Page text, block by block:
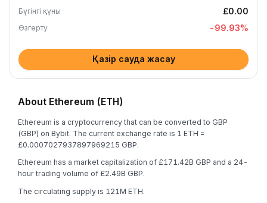
Бүгінгі құны £0.00
Өзгерту -99.93%
Қазір сауда жасау
About Ethereum (ETH)
Ethereum is a cryptocurrency that can be converted to GBP
(GBP) on Bybit. The current exchange rate is 1 ETH =
£0.0007027937897969215 GBP.
Ethereum has a market capitalization of £171.42B GBP and a 24-
hour trading volume of £2.49B GBP.
The circulating supply is 121M ETH.